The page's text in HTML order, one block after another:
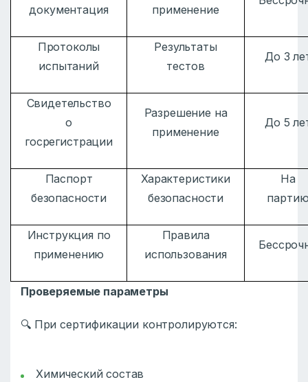
документация применение
Протоколы
испытаний
Результаты
тестов
До 3
Свидетельство
о
госрегистрации
Разрешение на
применение
До 5
Паспорт
безопасности
Характеристики
безопасности
На
Инструкция по
применению
Правила
использования
Проверяемые параметры
🔍 При сертификации контролируются:
Химический состав